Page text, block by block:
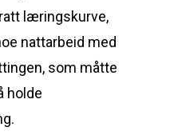
læringskurve,
nattarbeid med
som måtte
holde